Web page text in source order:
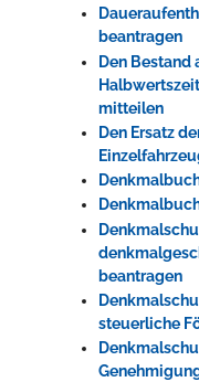
beantragen
Den Bestand
mitteilen
Den Ersatz
beantragen
steuerliche